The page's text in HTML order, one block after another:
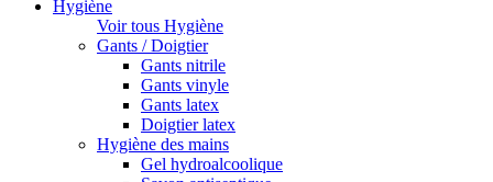
Hygiène
Voir tous Hygiène
Gants / Doigtier
Gants nitrile
Gants vinyle
Gants latex
Doigtier latex
Hygiène des mains
Gel hydroalcoolique